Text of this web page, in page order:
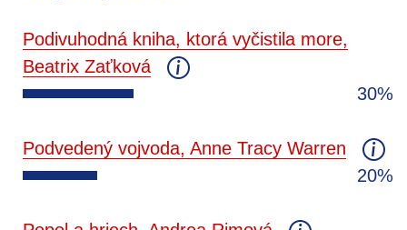
Podivuhodná kniha, ktorá vyčistila more,
Beatrix Zaťková
30%
Podvedený vojvoda, Anne Tracy Warren
20%